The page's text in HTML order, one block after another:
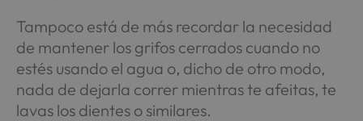
Tampoco está de más recordar la necesidad
de mantener los grifos cerrados cuando no
estés usando el agua o, dicho de otro modo,
nada de dejarla correr mientras te afeitas, te
lavas los dientes o similares.